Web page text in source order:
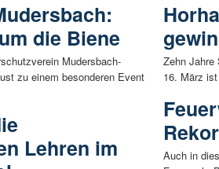
die Biene
Mudersbach-
zu einem besonderen Event
Lehren im
Zehn Jahre
16. März
Auch in